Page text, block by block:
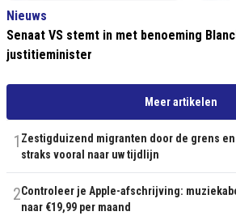
Nieuws
Senaat VS stemt in met benoeming
justitieminister
Meer artikelen
1 Zestigduizend migranten door de grens en
straks vooral naar uw tijdlijn
2Controleer je Apple-afschrijving:
naar €19,99 per maand